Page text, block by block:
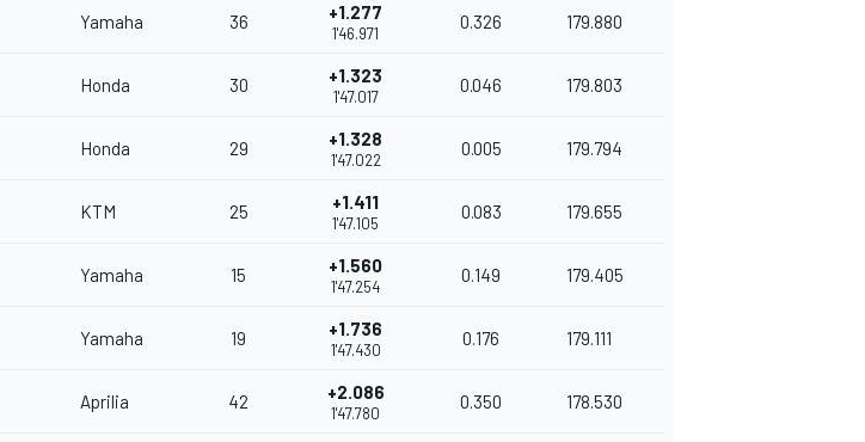
Yamaha 36 +1.277
1'46.971
0.326 179.880
Honda 30 +1.323
1'47.017
0.046 179.803
Honda 29 +1.328
1'47.022
0.005 179.794
KTM 25 +1.411
1'47.105
0.083 179.655
Yamaha 15 +1.560
1'47.254
0.149 179.405
Yamaha 19 +1.736
1'47.430
0.176 179.111
Aprilia 42 +2.086
1'47.780
0.350 178.530